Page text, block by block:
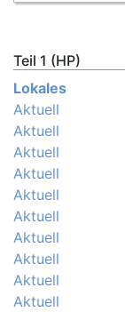
Teil 1 (HP)
Lokales
Aktuell
Aktuell
Aktuell
Aktuell
Aktuell
Aktuell
Aktuell
Aktuell
Aktuell
Aktuell